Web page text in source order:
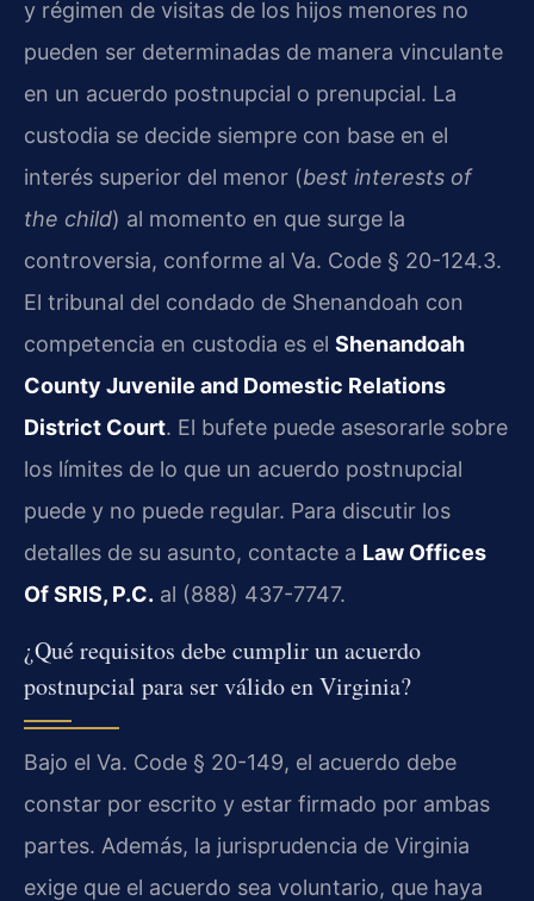
y régimen de visitas de los hijos menores no
pueden ser determinadas de manera vinculante
en un acuerdo postnupcial o prenupcial. La
custodia se decide siempre con base en el
interés superior del menor (best interests of
the child) al momento en que surge la
controversia, conforme al Va. Code § 20-124.3.
El tribunal del condado de Shenandoah con
competencia en custodia es el Shenandoah
County Juvenile and Domestic Relations
District Court. El bufete puede asesorarle sobre
los límites de lo que un acuerdo postnupcial
puede y no puede regular. Para discutir los
detalles de su asunto, contacte a Law Offices
Of SRIS, P.C. al (888) 437-7747.
¿Qué requisitos debe cumplir un acuerdo
postnupcial para ser válido en Virginia?
Bajo el Va. Code § 20-149, el acuerdo debe
constar por escrito y estar firmado por ambas
partes. Además, la jurisprudencia de Virginia
exige que el acuerdo sea voluntario, que haya